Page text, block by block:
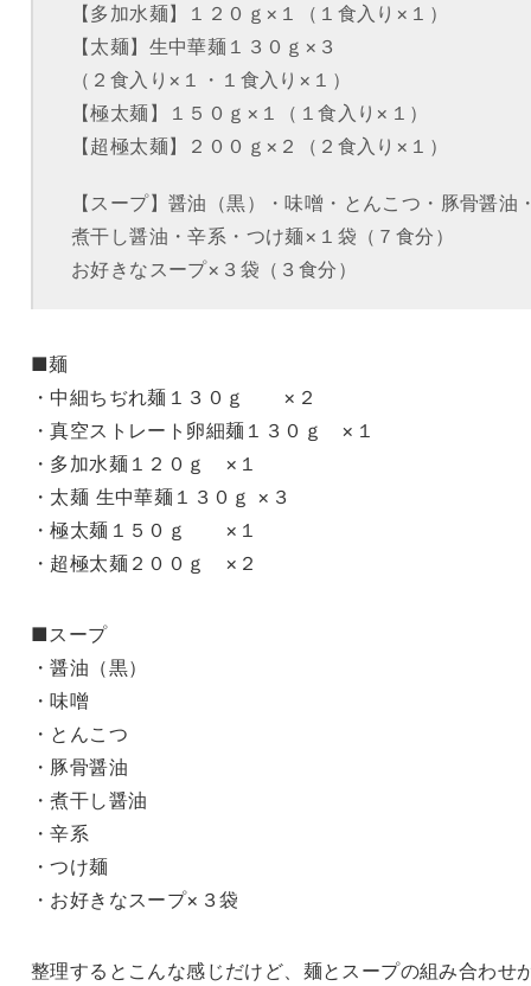
【多加水麺】１２０ｇ×１（１食入り×１）
【太麺】生中華麺１３０ｇ×３
（２食入り×１・１食入り×１）
【極太麺】１５０ｇ×１（１食入り×１）
【超極太麺】２００ｇ×２（２食入り×１）
【スープ】醤油（黒）・味噌・とんこつ・豚骨醤油
煮干し醤油・辛系・つけ麺×１袋（７食分）
お好きなスープ×３袋（３食分）
■麺
・中細ちぢれ麺１３０ｇ ×２
・真空ストレート卵細麺１３０ｇ ×１
・多加水麺１２０ｇ ×１
・太麺 生中華麺１３０ｇ ×３
・極太麺１５０ｇ ×１
・超極太麺２００ｇ ×２
■スープ
・醤油（黒）
・味噌
・とんこつ
・豚骨醤油
・煮干し醤油
・辛系
・つけ麺
・お好きなスープ×３袋
整理するとこんな感じだけど、麺とスープの組み合わせ